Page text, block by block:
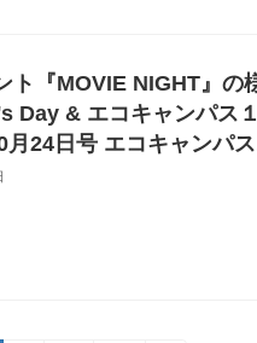
ト『MOVIE NIGHT』の
Day & エコキャンパス
月24日号 エコキャンパ